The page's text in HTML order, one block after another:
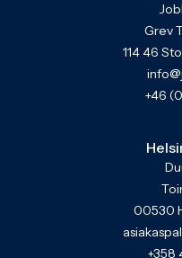
Grev
114 46
+46
00530
+358